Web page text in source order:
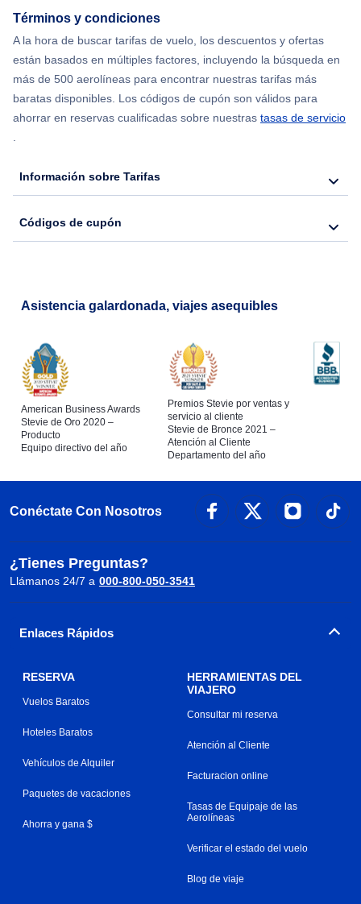
Términos y condiciones
A la hora de buscar tarifas de vuelo, los descuentos y ofertas
están basados en múltiples factores, incluyendo la búsqueda en
más de 500 aerolíneas para encontrar nuestras tarifas más
baratas disponibles. Los códigos de cupón son válidos para
ahorrar en reservas cualificadas sobre nuestras tasas de servicio
.
Información sobre Tarifas
Códigos de cupón
Asistencia galardonada, viajes asequibles
American Business Awards
Stevie de Oro 2020 –
Producto
Equipo directivo del año
Premios Stevie por ventas y
servicio al cliente
Stevie de Bronce 2021 –
Atención al Cliente
Departamento del año
Conéctate Con Nosotros
¿Tienes Preguntas?
Llámanos 24/7 a 000-800-050-3541
Enlaces Rápidos
RESERVA
Vuelos Baratos
Hoteles Baratos
Vehículos de Alquiler
Paquetes de vacaciones
Ahorra y gana $
HERRAMIENTAS DEL
VIAJERO
Consultar mi reserva
Atención al Cliente
Facturacion online
Tasas de Equipaje de las
Aerolíneas
Verificar el estado del vuelo
Blog de viaje